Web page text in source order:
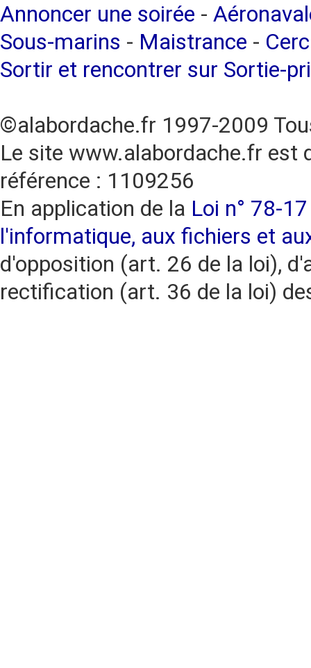
Annoncer une soirée -
Sous-marins - Maistrance -
Sortir et rencontrer sur Sortie-
©alabordache.fr 1997-2009
Le site www.alabordache.fr est
référence : 1109256
En application de la Loi n° 78-
l'informatique, aux fichiers et
d'opposition (art. 26 de la loi),
rectification (art. 36 de la loi)